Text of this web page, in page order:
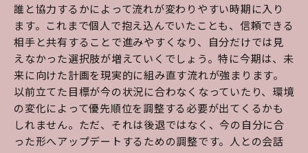
誰と協力するかによって流れが変わりやすい時期に入り
ます。これまで個人で抱え込んでいたことも、信頼できる
相手と共有することで進みやすくなり、自分だけでは見
えなかった選択肢が増えていくでしょう。特に今期は、未
来に向けた計画を現実的に組み直す流れが強まります。
以前立てた目標が今の状況に合わなくなっていたり、環境
の変化によって優先順位を調整する必要が出てくるかも
しれません。ただ、それは後退ではなく、今の自分に合
った形へアップデートするための調整です。人との会話